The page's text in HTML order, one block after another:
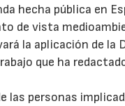
hecha pública en
de vista
la aplicación de
que ha
las personas